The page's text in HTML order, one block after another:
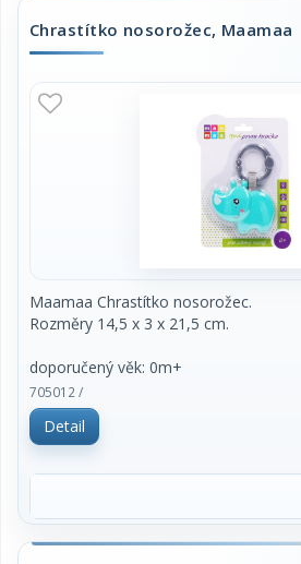
Chrastítko nosorožec, Maamaa
Maamaa Chrastítko nosorožec.
Rozměry 14,5 x 3 x 21,5 cm.
doporučený věk: 0m+
705012 /
Detail